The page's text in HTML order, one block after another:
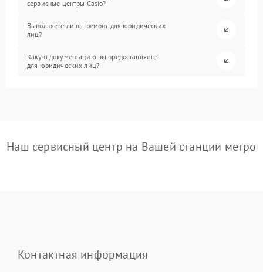
сервисные центры Casio?
Выполняете ли вы ремонт для юридических
лиц?
Какую документацию вы предоставляете
для юридических лиц?
Наш сервисный центр на Вашей станции метро
Контактная информация